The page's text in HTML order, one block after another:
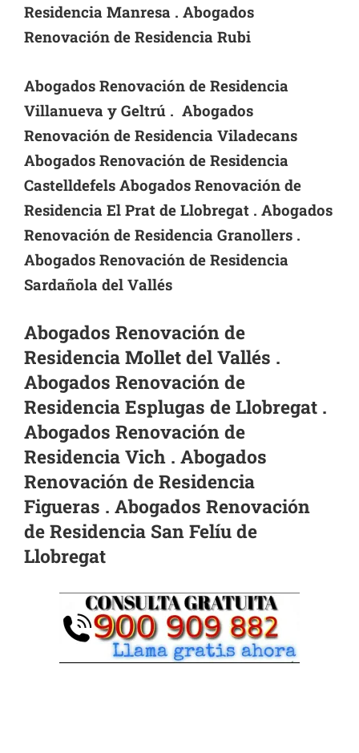
Residencia Manresa . Abogados
Renovación de Residencia Rubi
Abogados Renovación de Residencia
Villanueva y Geltrú . Abogados
Renovación de Residencia Viladecans
Abogados Renovación de Residencia
Castelldefels Abogados Renovación de
Residencia El Prat de Llobregat . Abogados
Renovación de Residencia Granollers .
Abogados Renovación de Residencia
Sardañola del Vallés
Abogados Renovación de
Residencia Mollet del Vallés .
Abogados Renovación de
Residencia Esplugas de Llobregat .
Abogados Renovación de
Residencia Vich . Abogados
Renovación de Residencia
Figueras . Abogados Renovación
de Residencia San Felíu de
Llobregat